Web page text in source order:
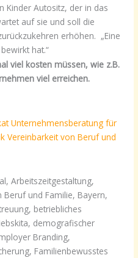
Kinder Autositz, der in das
auf sie und soll die
erhöhen. „Eine
hat.“
viel kosten müssen, wie z.B.
viel erreichen.
Arbeitszeitgestaltung,
und Familie, Bayern,
betriebliches
demografischer
Branding,
Familienbewusstes